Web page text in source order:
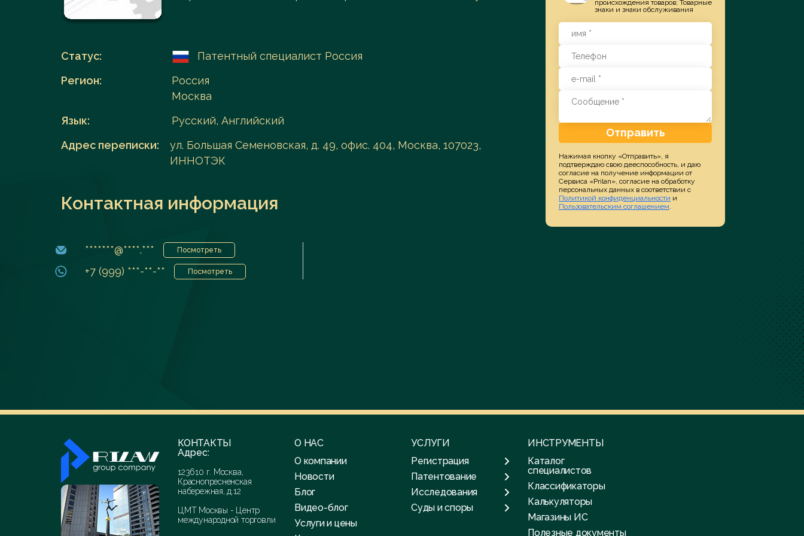
Заказать услугу
Перейти в каталог
Статус:
Патентный специалист Россия
Регион:
Россия
Москва
Язык:
Русский, Английский
Адрес переписки:
ул. Большая Семеновская, д. 49, офис. 404, Москва, 107023,
ИННОТЭК
Контактная информация
*******@****.*** Посмотреть
+7 (999) ***-**-** Посмотреть
происхождения товаров; Товарные
знаки и знаки обслуживания
Отправить
Нажимая кнопку «Отправить», я
подтверждаю свою дееспособность, и даю
согласие на получение информации от
Сервиса «Prilan», согласие на обработку
персональных данных в соответствии с
Политикой конфиденциальности и
Пользовательским соглашением.
КОНТАКТЫ
Адрес:
123610 г. Москва,
Краснопресненская
набережная, д.12
ЦМТ Москвы - Центр
международной торговли
О НАС
О компании
Новости
Блог
Видео-блог
Услуги и цены
УСЛУГИ
Регистрация
Патентование
Исследования
Суды и споры
ИНСТРУМЕНТЫ
Каталог
специалистов
Классификаторы
Калькуляторы
Магазины ИС
Полезные документы